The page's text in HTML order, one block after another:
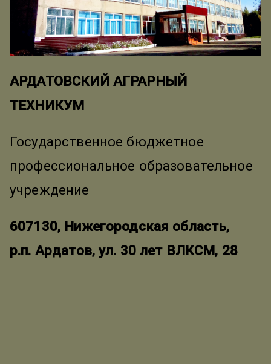
АРДАТОВСКИЙ АГРАРНЫЙ
ТЕХНИКУМ
Государственное бюджетное
профессиональное образовательное
учреждение
607130, Нижегородская область,
р.п. Ардатов, ул. 30 лет ВЛКСМ, 28